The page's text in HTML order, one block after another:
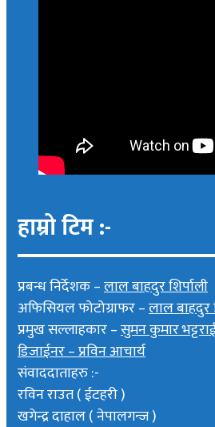
हाम्रो टिम :-
प्रबन्ध निर्देशक –लाल बाहदुर शिर्पाली
अफिसियल फोटोग्राफर –लाल बाहदुर
प्रमुख सल्लाहकार –सुमन कुमार
डिजाईनर – प्रविन आचार्य
संवाददाताहरु :-
रविन राउत ( ईटहरी )
खगेन्द्र दाहाल ( नेपालगन्ज )